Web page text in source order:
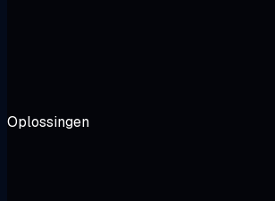
Oplossingen